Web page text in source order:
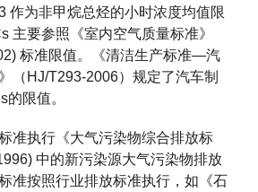
作为非甲烷总烃的小时浓度均值限
主要参照《室内空气质量标准》
标准限值。《清洁生产标准—汽
（HJ/T293-2006）规定了汽车制
限值。
准执行《大气污染物综合排放标
中的新污染源大气污染物排放
准按照行业排放标准执行，如《石